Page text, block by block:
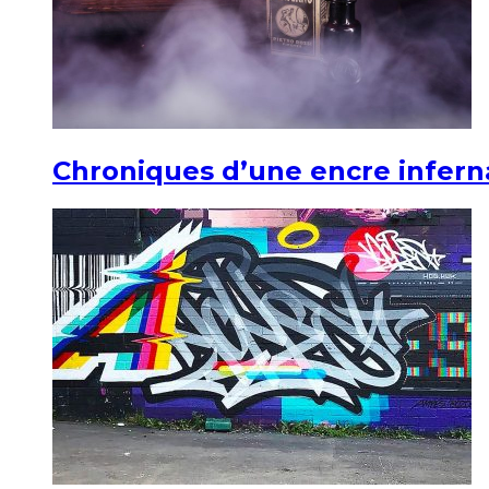
Chroniques d’une encre